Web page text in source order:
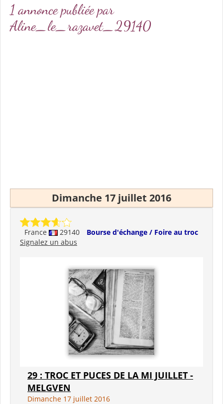
1 annonce publiée par
Aline_le_razavet_29140
Dimanche 17 juillet 2016
France 29140
Bourse d'échange / Foire au troc
Signalez un abus
29 : TROC ET PUCES DE LA MI JUILLET -
MELGVEN
Dimanche 17 juillet 2016